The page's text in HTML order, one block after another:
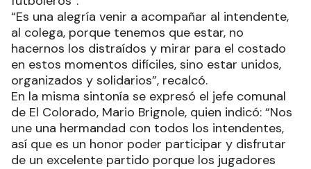
“Es una alegría venir a acompañar al intendente,
al colega, porque tenemos que estar, no
hacernos los distraídos y mirar para el costado
en estos momentos difíciles, sino estar unidos,
organizados y solidarios”, recalcó.
En la misma sintonía se expresó el jefe comunal
de El Colorado, Mario Brignole, quien indicó: “Nos
une una hermandad con todos los intendentes,
así que es un honor poder participar y disfrutar
de un excelente partido porque los jugadores